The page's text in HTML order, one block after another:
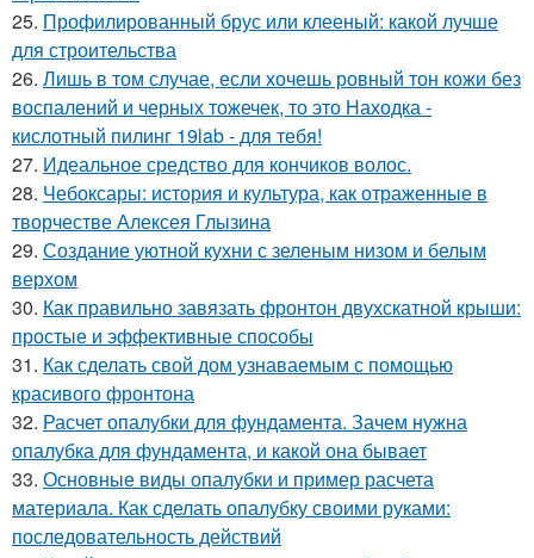
25. Профилированный брус или клееный: какой лучше
для строительства
26. Лишь в том случае, если хочешь ровный тон кожи без
воспалений и черных тожечек, то это Находка -
кислотный пилинг 19lab - для тебя!
27. Идеальное средство для кончиков волос.
28. Чебоксары: история и культура, как отраженные в
творчестве Алексея Глызина
29. Создание уютной кухни с зеленым низом и белым
верхом
30. Как правильно завязать фронтон двухскатной крыши:
простые и эффективные способы
31. Как сделать свой дом узнаваемым с помощью
красивого фронтона
32. Расчет опалубки для фундамента. Зачем нужна
опалубка для фундамента, и какой она бывает
33. Основные виды опалубки и пример расчета
материала. Как сделать опалубку своими руками:
последовательность действий